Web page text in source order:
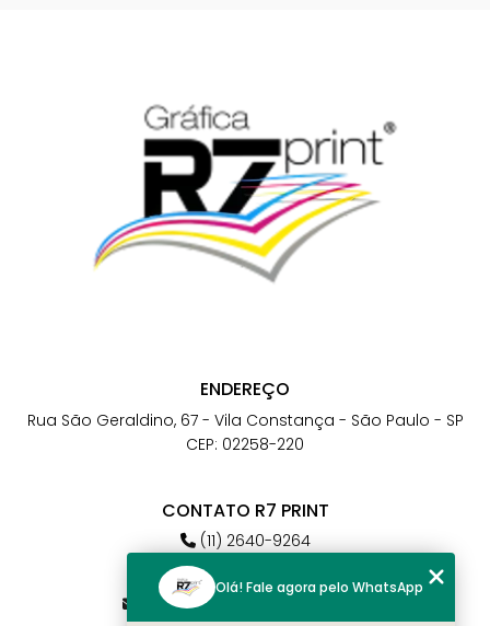
ENDEREÇO
Rua São Geraldino, 67 - Vila Constança - São Paulo - SP
CEP: 02258-220
CONTATO R7 PRINT
(11) 2640-9264
(11) 98784-6664
atendimento@r7print.com.br
Olá! Fale agora pelo WhatsApp